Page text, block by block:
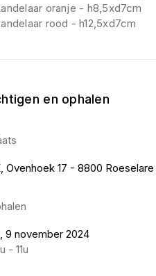
oranje - h8,5xd7cm
rood - h12,5xd7cm
en ophalen
Ovenhoek 17 - 8800 Roeselare
9 november 2024
- 11u